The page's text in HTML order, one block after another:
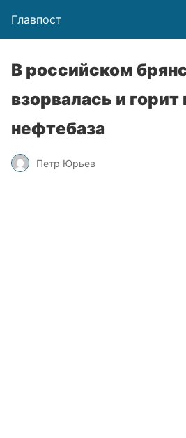
Главпост
В российском
взорвалась и горит
нефтебаза
Петр Юрьев